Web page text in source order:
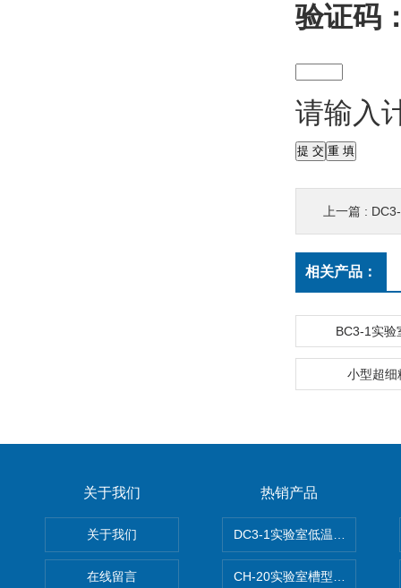
验证码
请输入
上一篇 :
相关产品：
BC3-1实验
小型超细
关于我们
关于我们
在线留言
热销产品
DC3-1实验室低温冷冻粉碎机
CH-20实验室槽型混合机